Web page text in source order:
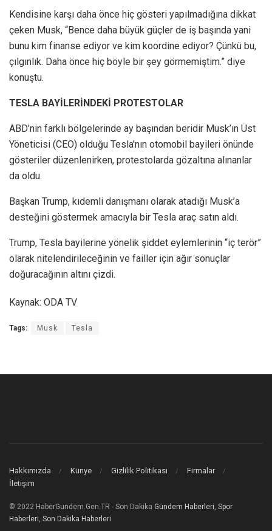
Kendisine karşı daha önce hiç gösteri yapılmadığına dikkat
çeken Musk, “Bence daha büyük güçler de iş başında yani
bunu kim finanse ediyor ve kim koordine ediyor? Çünkü bu,
çılgınlık. Daha önce hiç böyle bir şey görmemiştim.” diye
konuştu.
TESLA BAYİLERİNDEKİ PROTESTOLAR
ABD’nin farklı bölgelerinde ay başından beridir Musk’ın Üst
Yöneticisi (CEO) olduğu Tesla’nın otomobil bayileri önünde
gösteriler düzenlenirken, protestolarda gözaltına alınanlar
da oldu.
Başkan Trump, kıdemli danışmanı olarak atadığı Musk’a
desteğini göstermek amacıyla bir Tesla araç satın aldı.
Trump, Tesla bayilerine yönelik şiddet eylemlerinin “iç terör”
olarak nitelendirileceğinin ve failler için ağır sonuçlar
doğuracağının altını çizdi.
Kaynak: ODA TV
Tags: Musk Tesla
Hakkımızda Künye Gizlilik Politikası
Firmalar
İletişim
© 2022 HaberGundem.Gen.TR - Son Dakika Gündem Haberleri, Spor
Haberleri, Son Dakika Haberleri